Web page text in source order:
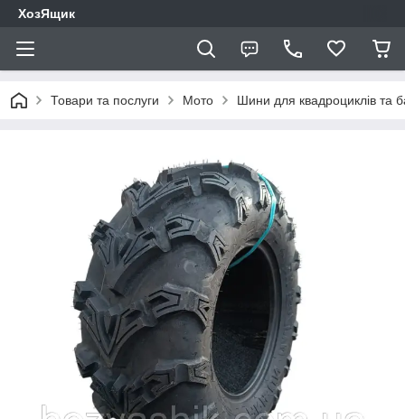
ХозЯщик
Товари та послуги Мото Шини для квадроциклів та